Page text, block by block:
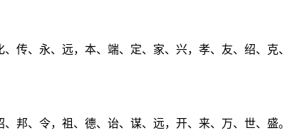
传、永、远，本、端、定、家、兴，孝、友、绍、克、
邦、令，祖、德、诒、谋、远，开、来、万、世、盛。